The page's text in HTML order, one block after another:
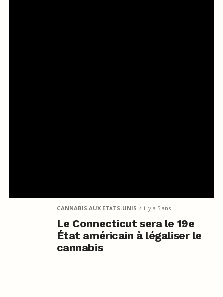
CANNABIS AUX ETATS-UNIS il y a 5 ans
Le Connecticut sera le 19e
État américain à légaliser le
cannabis